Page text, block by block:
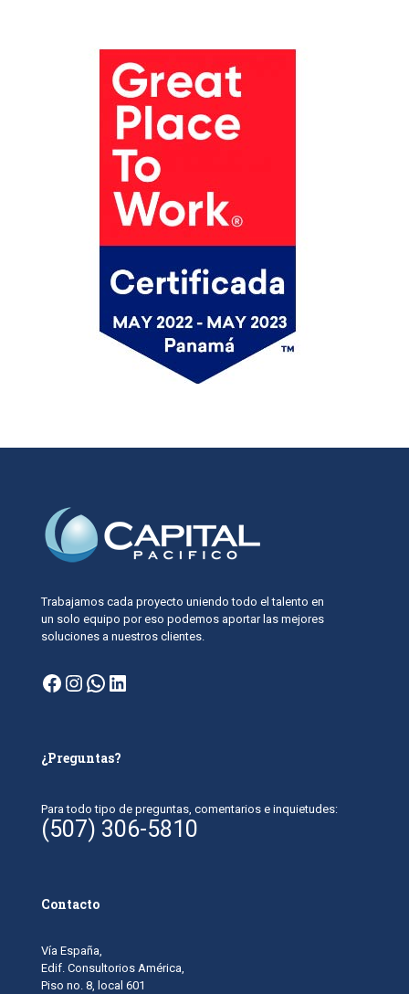
Trabajamos cada proyecto uniendo todo el talento en
un solo equipo por eso podemos aportar las mejores
soluciones a nuestros clientes.
Facebook
Instagram
WhatsApp
LinkedIn
¿Preguntas?
Para todo tipo de preguntas, comentarios e inquietudes:
(507) 306-5810
Contacto
Vía España,
Edif. Consultorios América,
Piso no. 8, local 601